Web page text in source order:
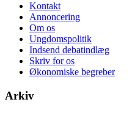
Kontakt
Annoncering
Om os
Ungdomspolitik
Indsend debatindlæg
Skriv for os
Økonomiske begreber
Arkiv